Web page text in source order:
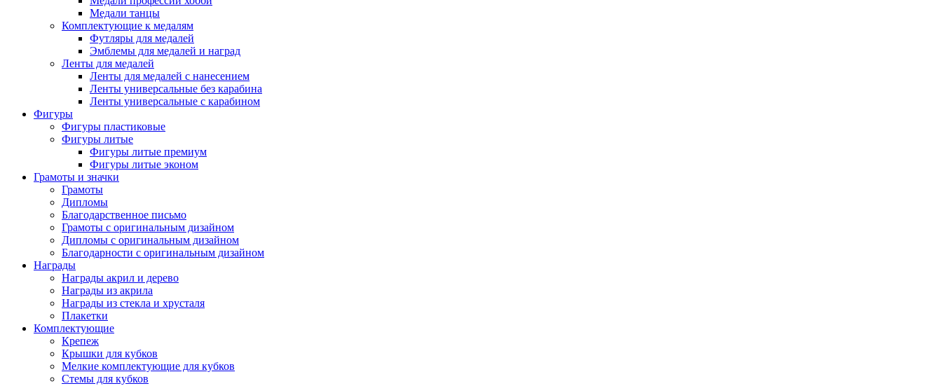
Медали танцы
Комплектующие к медалям
Футляры для медалей
Эмблемы для медалей и наград
Ленты для медалей
Ленты для медалей с нанесением
Ленты универсальные без карабина
Ленты универсальные с карабином
Фигуры
Фигуры пластиковые
Фигуры литые
Фигуры литые премиум
Фигуры литые эконом
Грамоты и значки
Грамоты
Дипломы
Благодарственное письмо
Грамоты с оригинальным дизайном
Дипломы с оригинальным дизайном
Благодарности с оригинальным дизайном
Награды
Награды акрил и дерево
Награды из акрила
Награды из стекла и хрусталя
Плакетки
Комплектующие
Крепеж
Крышки для кубков
Мелкие комплектующие для кубков
Стемы для кубков